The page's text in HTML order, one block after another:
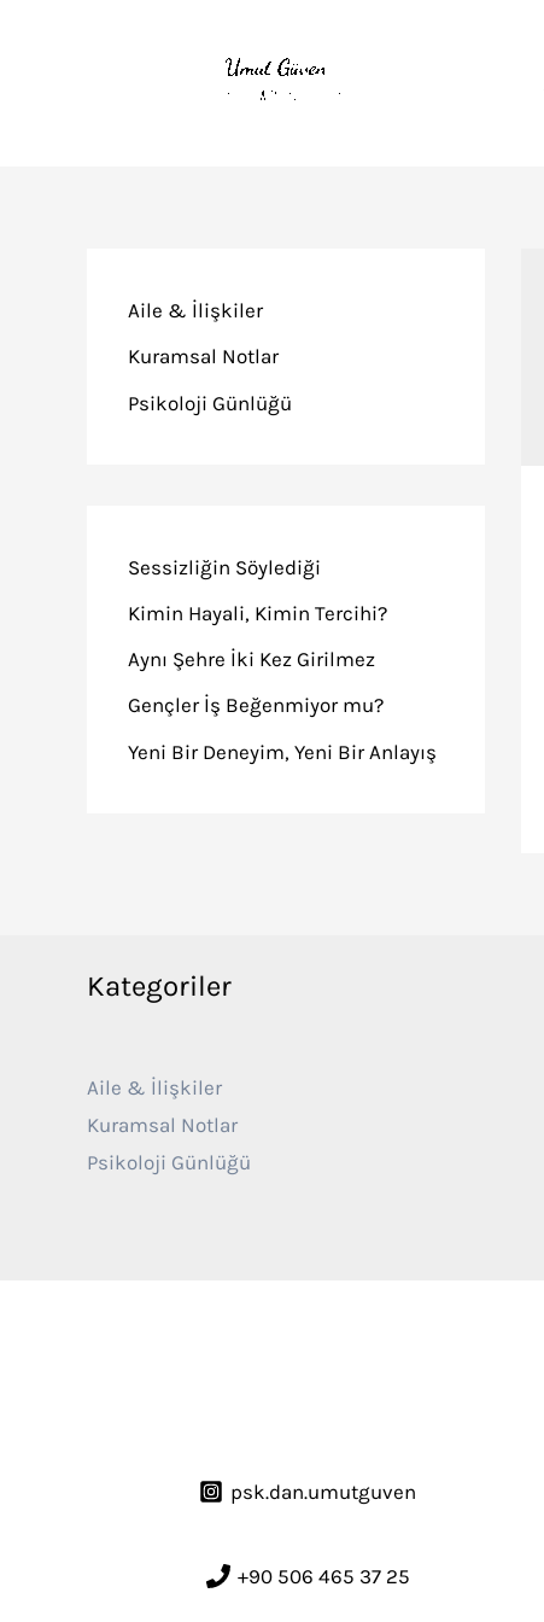
Aile & İlişkiler
Kuramsal Notlar
Psikoloji Günlüğü
Sessizliğin Söylediği
Kimin Hayali, Kimin Tercihi?
Aynı Şehre İki Kez Girilmez
Gençler İş Beğenmiyor mu?
Yeni Bir Deneyim, Yeni Bir Anlayış
Kategoriler
Aile & İlişkiler
Kuramsal Notlar
Psikoloji Günlüğü
psk.dan.umutguven
+90 506 465 37 25